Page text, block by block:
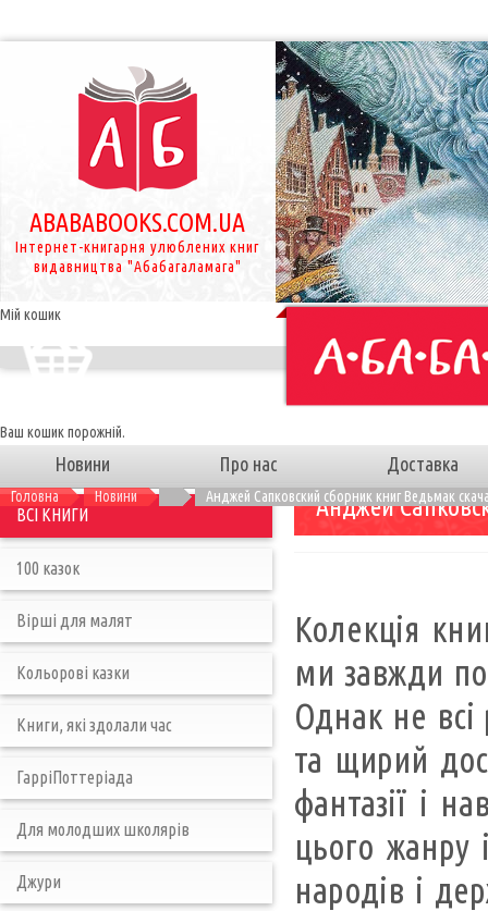
ABABABOOKS.COM.UA
Інтернет-книгарня улюблених книг
видавництва "Абабагаламага"
Мій кошик
Ваш кошик порожній.
Новини Про нас Доставка
Головна Новини Анджей Сапковский сборник книг Ведьмак
Анджей
Колекція
ми завжди
Однак не
та щирий
фантазії і
цього жанру
народів і
ВСІ КНИГИ
100 казок
Вірші для малят
Кольорові казки
Книги, які здолали час
ГарріПоттеріада
Для молодших школярів
Джури